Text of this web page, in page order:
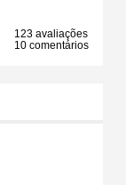
123 avaliações
10 comentários